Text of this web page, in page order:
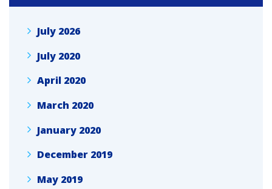
July 2026
July 2020
April 2020
March 2020
January 2020
December 2019
May 2019